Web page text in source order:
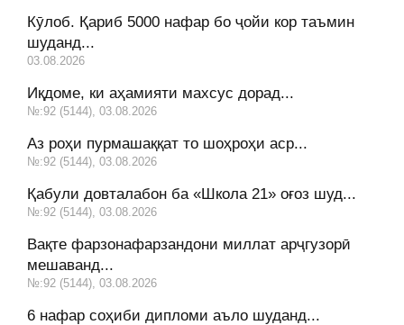
Кӯлоб. Қариб 5000 нафар бо ҷойи кор таъмин
шуданд...
03.08.2026
Иқдоме, ки аҳамияти махсус дорад...
№:92 (5144), 03.08.2026
Аз роҳи пурмашаққат то шоҳроҳи аср...
№:92 (5144), 03.08.2026
Қабули довталабон ба «Школа 21» оғоз шуд...
№:92 (5144), 03.08.2026
Вақте фарзонафарзандони миллат арҷгузорӣ
мешаванд...
№:92 (5144), 03.08.2026
6 нафар соҳиби дипломи аъло шуданд...